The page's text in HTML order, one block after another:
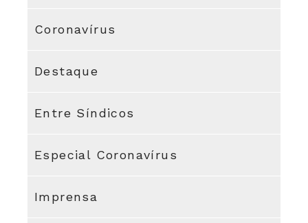
Coronavírus
Destaque
Entre Síndicos
Especial Coronavírus
Imprensa